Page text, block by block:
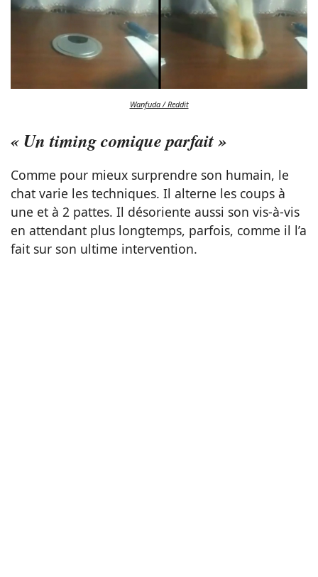
Wanfuda / Reddit
« Un timing comique parfait »
Comme pour mieux surprendre son humain, le
chat varie les techniques. Il alterne les coups à
une et à 2 pattes. Il désoriente aussi son vis-à-vis
en attendant plus longtemps, parfois, comme il l’a
fait sur son ultime intervention.